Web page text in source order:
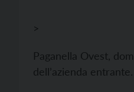
>
Paganella Ovest,
dell’azienda